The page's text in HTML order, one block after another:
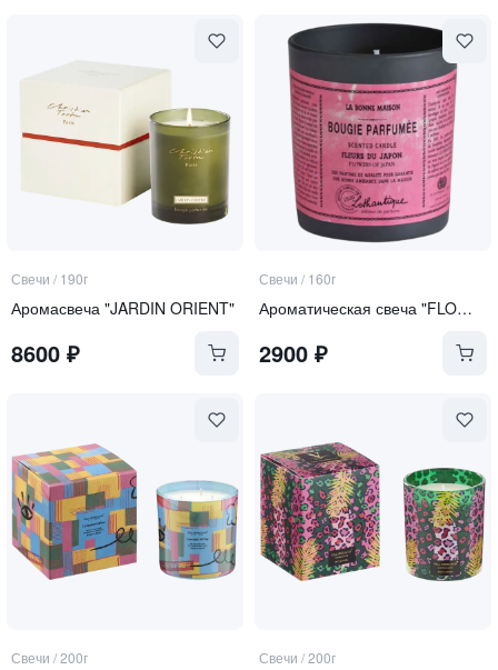
Свечи / 190г
Аромасвеча "JARDIN ORIENT"
8600 ₽
Свечи / 160г
Ароматическая свеча "FLOWERS OF JAPAN"
2900₽
Свечи /200г Свечи /200г